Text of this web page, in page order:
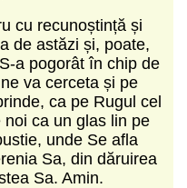
cu recunoștință și
de astăzi și, poate,
a pogorât în chip de
va cerceta și pe
ca pe Rugul cel
ca un glas lin pe
unde Se afla
Sa, din dăruirea
Sa. Amin.